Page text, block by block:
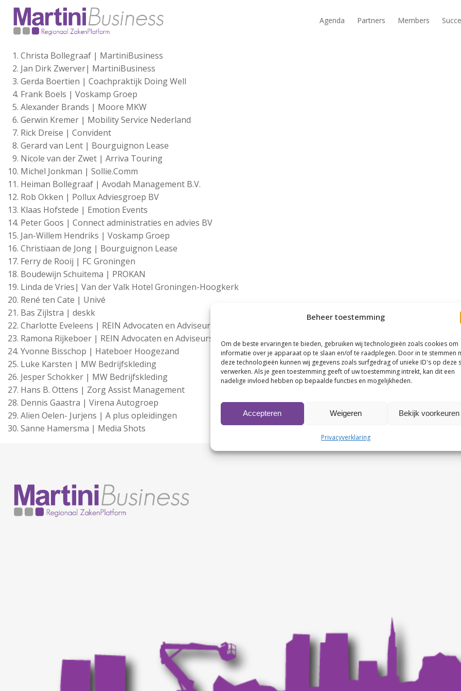
Beheer toestemming
Om de beste ervaringen te bieden, gebruiken wij technologieën zoals cookies om
informatie over je apparaat op te slaan en/of te raadplegen. Door in te stemmen
deze technologieën kunnen wij gegevens zoals surfgedrag of unieke ID's op deze
verwerken. Als je geen toestemming geeft of uw toestemming intrekt, kan dit een
nadelige invloed hebben op bepaalde functies en mogelijkheden.
Accepteren Weigeren Bekijk voorkeuren
Privacyverklaring
Agenda Partners Members
Christa Bollegraaf | MartiniBusiness
Jan Dirk Zwerver| MartiniBusiness
Gerda Boertien | Coachpraktijk Doing Well
Frank Boels | Voskamp Groep
Alexander Brands | Moore MKW
Gerwin Kremer | Mobility Service Nederland
Rick Dreise | Convident
Gerard van Lent | Bourguignon Lease
Nicole van der Zwet | Arriva Touring
Michel Jonkman | Sollie.Comm
Heiman Bollegraaf | Avodah Management B.V.
Rob Okken | Pollux Adviesgroep BV
Klaas Hofstede | Emotion Events
Peter Goos | Connect administraties en advies BV
Jan-Willem Hendriks | Voskamp Groep
Christiaan de Jong | Bourguignon Lease
Ferry de Rooij | FC Groningen
Boudewijn Schuitema | PROKAN
Linda de Vries| Van der Valk Hotel Groningen-Hoogkerk
René ten Cate | Univé
Bas Zijlstra | deskk
Charlotte Eveleens | REIN Advocaten en Adviseurs
Ramona Rijkeboer | REIN Advocaten en Adviseurs
Yvonne Bisschop | Hateboer Hoogezand
Luke Karsten | MW Bedrijfskleding
Jesper Schokker | MW Bedrijfskleding
Hans B. Ottens | Zorg Assist Management
Dennis Gaastra | Virena Autogroep
Alien Oelen- Jurjens | A plus opleidingen
Sanne Hamersma | Media Shots